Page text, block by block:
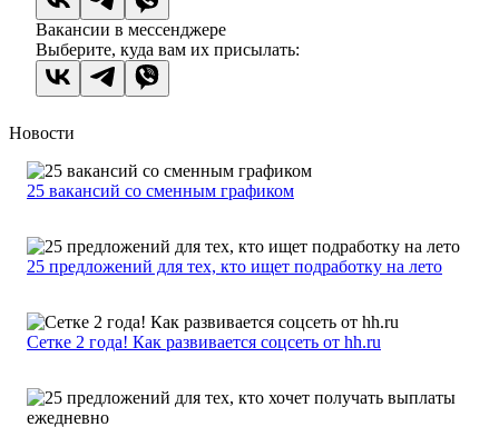
Вакансии в мессенджере
Выберите, куда вам их присылать:
Новости
25 вакансий со сменным графиком
25 предложений для тех, кто ищет подработку на лето
Сетке 2 года! Как развивается соцсеть от hh.ru